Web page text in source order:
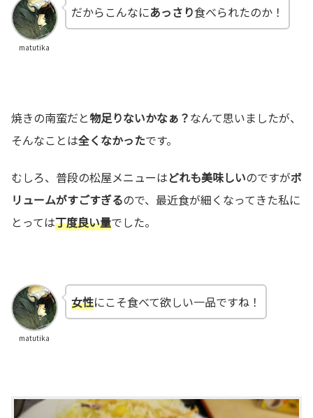
matutika
だからこんなにあっさり食べられたのか！
焼きの南蛮だと物足りないかなぁ？なんて思いましたが、
そんなことは全くなかったです。
むしろ、普段の松屋メニューはどれも美味しいのですがボ
リュームがすごすぎるので、最近食が細くなってきた私に
とっては丁度良い量でした。
matutika
女性にこそ食べて欲しい一品ですね！